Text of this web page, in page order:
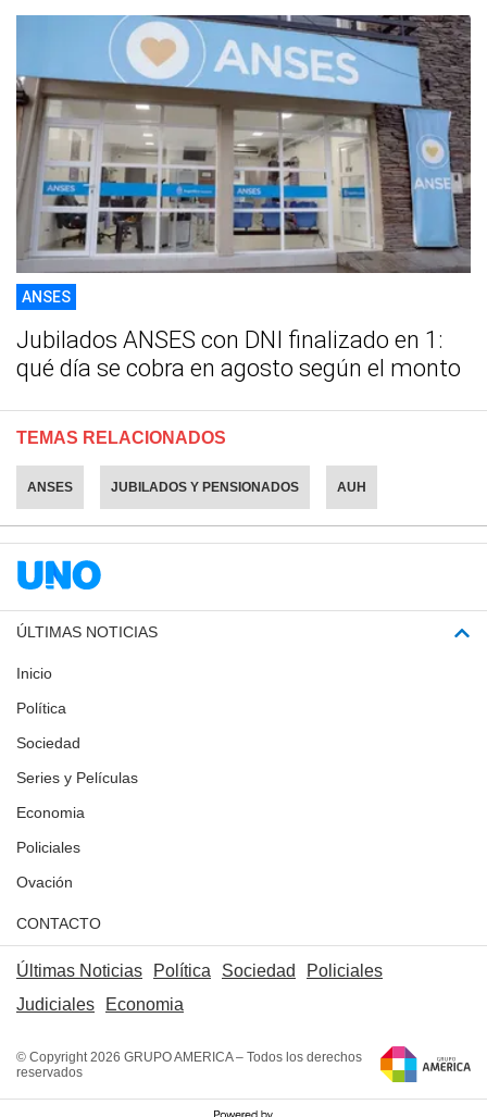
ANSES
Jubilados ANSES con DNI finalizado en 1:
qué día se cobra en agosto según el monto
TEMAS RELACIONADOS
ANSES JUBILADOS Y PENSIONADOS AUH
ÚLTIMAS NOTICIAS
Inicio
Política
Sociedad
Series y Películas
Economia
Policiales
Ovación
CONTACTO
Últimas Noticias Política Sociedad
Policiales
Judiciales
Economia
© Copyright 2026 GRUPO AMERICA – Todos los derechos
reservados